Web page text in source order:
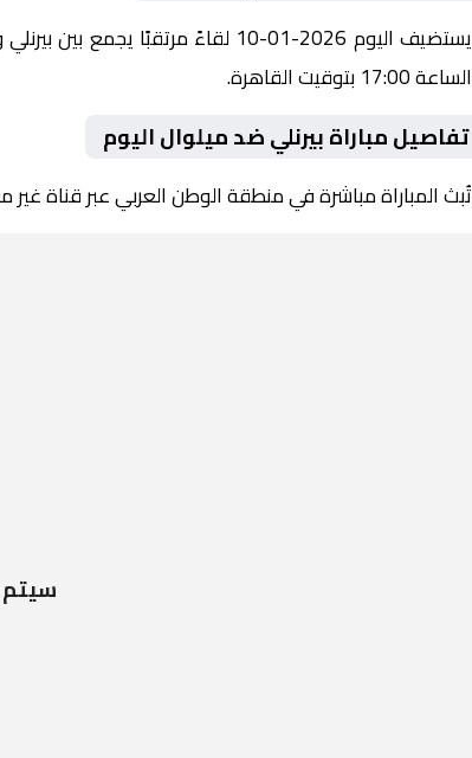
الساعة 17:00 بتوقيت القاهرة.
تفاصيل مباراة بيرنلي ضد ميلوال اليوم
تُبث المباراة مباشرة في منطقة الوطن العربي عبر قناة
سيتم